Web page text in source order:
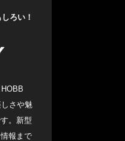
ろい！
さや魅
。新型
報まで